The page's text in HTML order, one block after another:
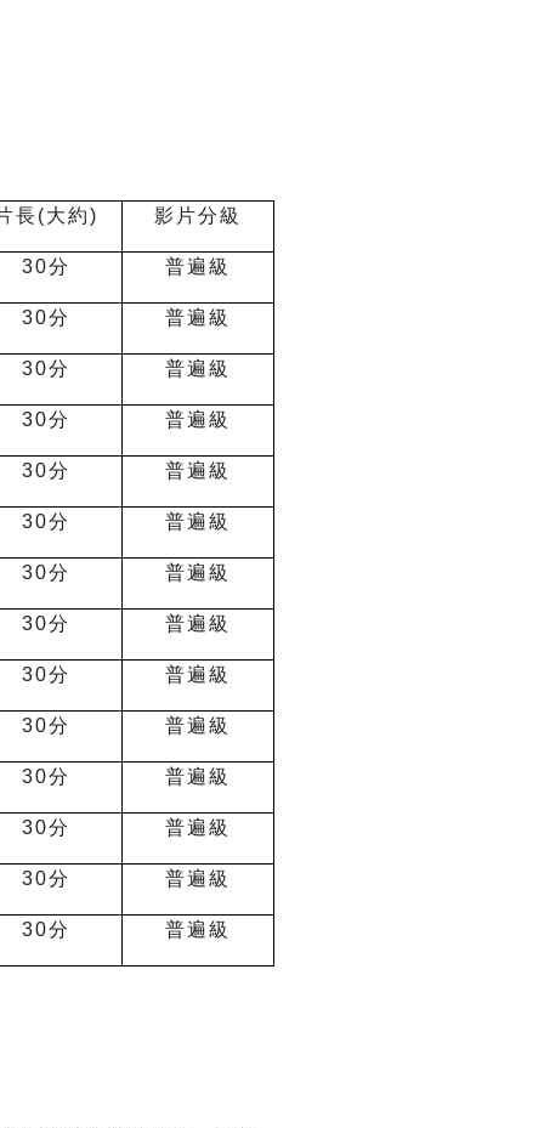
長(大約) 影片分級
30分 普遍級
30分 普遍級
30分 普遍級
30分 普遍級
30分 普遍級
30分 普遍級
30分 普遍級
30分 普遍級
30分 普遍級
30分 普遍級
30分 普遍級
30分 普遍級
30分 普遍級
30分 普遍級